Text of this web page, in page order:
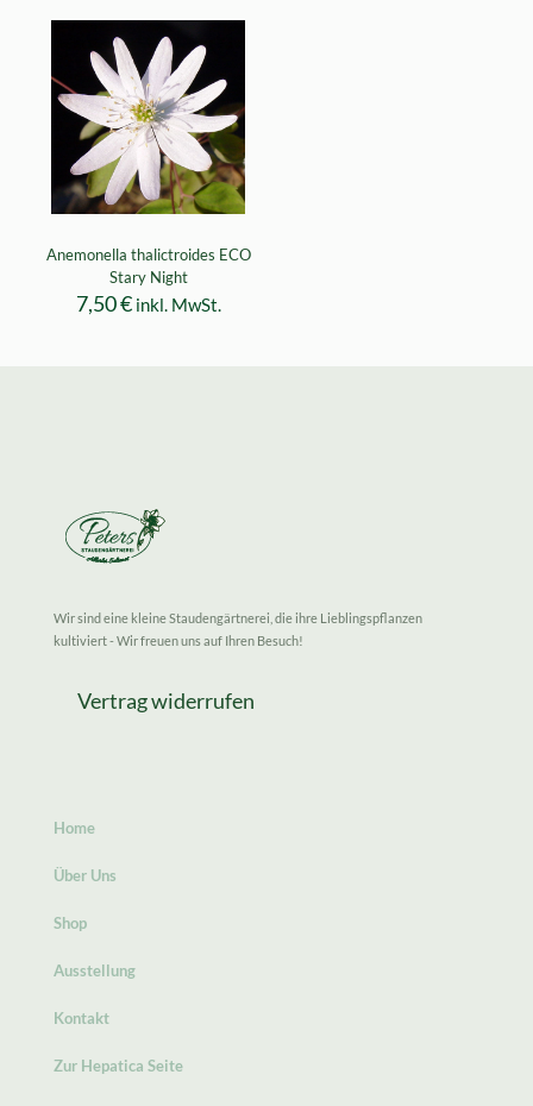
Anemonella thalictroides ECO
Stary Night
7,50€ inkl. MwSt.
Wir sind eine kleine Staudengärtnerei, die ihre Lieblingspflanzen
kultiviert - Wir freuen uns auf Ihren Besuch!
Vertrag widerrufen
Home
Über Uns
Shop
Ausstellung
Kontakt
Zur Hepatica Seite